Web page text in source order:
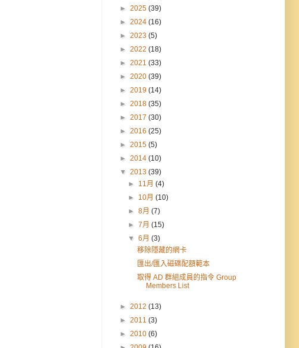
► 2025 (39)
► 2024 (16)
► 2023 (5)
► 2022 (18)
► 2021 (33)
► 2020 (39)
► 2019 (14)
► 2018 (35)
► 2017 (30)
► 2016 (25)
► 2015 (5)
► 2014 (10)
▼ 2013 (39)
► 11月(4)
► 10月(10)
►8月(7)
►7月(15)
▼6月(3)
移除隱藏的網卡
匯出/匯入磁碟配額範本
取得 AD 群組成員的指令 Group
Members List
► 2012 (13)
► 2011 (3)
► 2010 (6)